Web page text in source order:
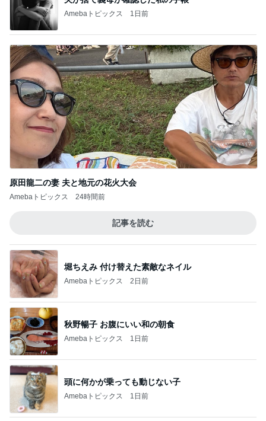
Amebaトピックス 1日前
原田龍二の妻 夫と地元の花火大会
Amebaトピックス 24時間前
記事を読む
堀ちえみ 付け替えた素敵なネイル
Amebaトピックス 2日前
秋野暢子 お腹にいい和の朝食
Amebaトピックス 1日前
頭に何かが乗っても動じない子
Amebaトピックス 1日前